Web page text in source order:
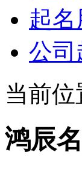
起
公司
当前位
鸿辰